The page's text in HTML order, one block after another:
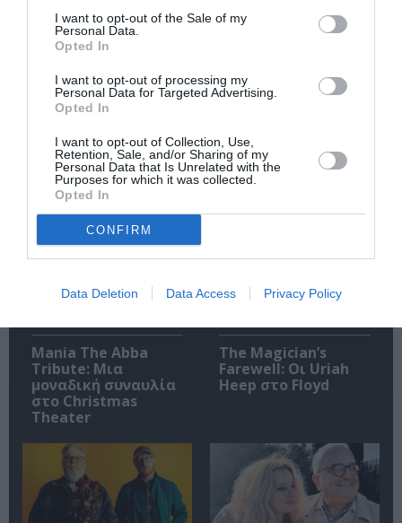
I want to opt-out of the Sale of my
Personal Data.
Opted In
I want to opt-out of processing my
Personal Data for Targeted Advertising.
Opted In
I want to opt-out of Collection, Use,
Retention, Sale, and/or Sharing of my
Personal Data that Is Unrelated with the
Purposes for which it was collected.
Opted In
CONFIRM
Data Deletion Data Access Privacy Policy
Ακολουθήστε το Culturenow.gr
Mania The Abba
Tribute: Μια
μοναδική συναυλία
στο Christmas
Theater
The Magician’s
Farewell: Οι Uriah
Heep στο Floyd